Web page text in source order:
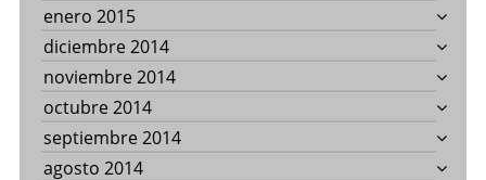
enero 2015
diciembre 2014
noviembre 2014
octubre 2014
septiembre 2014
agosto 2014